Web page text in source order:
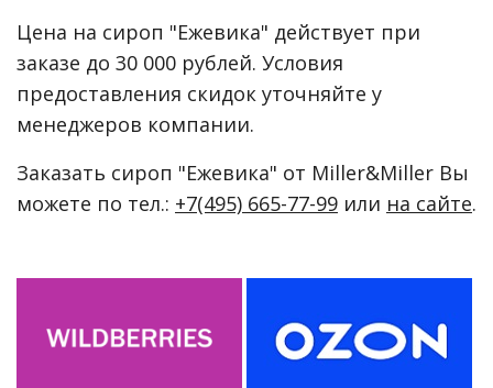
Цена на сироп "Ежевика" действует при
заказе до 30 000 рублей. Условия
предоставления скидок уточняйте у
менеджеров компании.
Заказать сироп "Ежевика" от Miller&Miller Вы
можете по тел.: +7(495) 665-77-99 или на сайте.